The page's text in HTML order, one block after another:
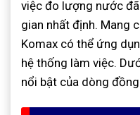
việc đo lượng nước
gian nhất định. Mang
Komax có thể ứng
hệ thống làm việc.
nổi bật của dòng đồng